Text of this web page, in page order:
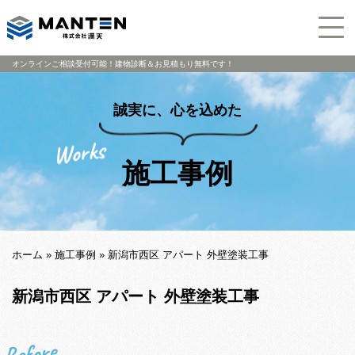
オンラインご相談受付可能！建物診断＆お見積もり無料です！
誠実に、心を込めた
施工事例
ホーム » 施工事例 » 新潟市西区 アパート 外壁塗装工事
新潟市西区 アパート 外壁塗装工事